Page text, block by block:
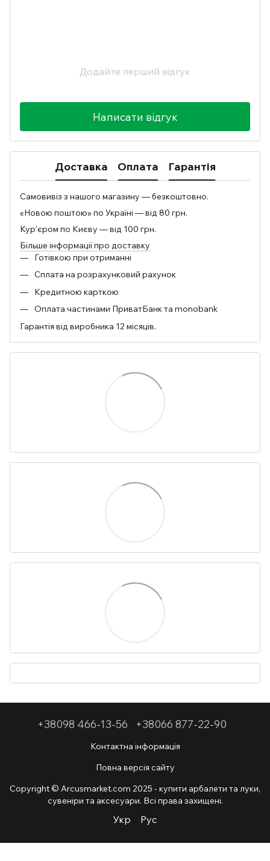
Додайте перший відгук
Написати відгук
Доставка Оплата Гарантія
Самовивіз з нашого магазину — безкоштовно.
«Новою поштою» по Україні — від 80 грн.
Кур'єром по Києву — від 100 грн.
Більше інформації про доставку
Готівкою при отриманні
Сплата на розрахунковий рахунок
Кредитною карткою
Оплата частинами ПриватБанк та monobank
Гарантія від виробника 12 місяців.
+38098 466-13-56 +38066 877-22-90
Контактна інформація
Повна версія сайту
Copyright © Arcusmarket.com 2025 - купити арбалети та луки,
сувеніри та аксесуари. Всі права захищені.
Укр Рус